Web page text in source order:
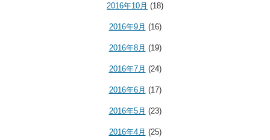
2016年10月 (18)
2016年9月 (16)
2016年8月 (19)
2016年7月 (24)
2016年6月 (17)
2016年5月 (23)
2016年4月 (25)